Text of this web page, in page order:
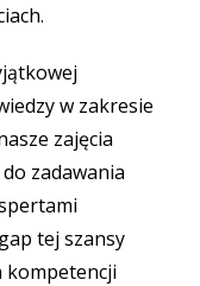
w zakresie
zajęcia
zadawania
tej szansy
kompetencji